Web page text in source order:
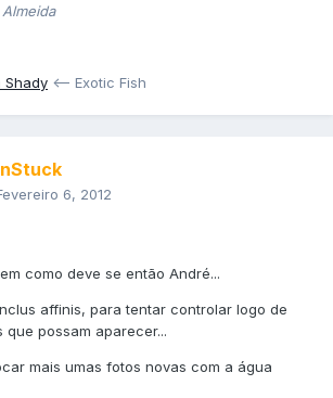
Shady <-- Exotic Fish
6, 2012
como deve se então André...
affinis, para tentar controlar logo de
possam aparecer...
mais umas fotos novas com a água